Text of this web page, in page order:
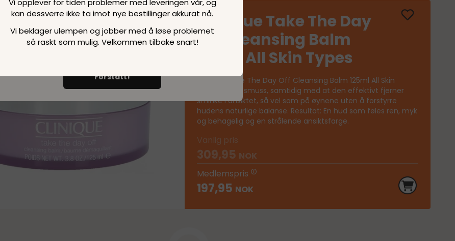
kan dessverre ikke ta imot nye bestillinger akkurat nå.
Vi beklager ulempen og jobber med å løse problemet
så raskt som mulig. Velkommen tilbake snart!
samtidig et medlemskap, som automatisk fortsetter. Det er
ingen forpliktelse etter den første måneden, og du kan si opp
når som helst.Minimumspris 129,00 NOK for den første
måneden.
Forstått!
Clinique Take The Day
Off Cleansing Balm
125ml All Skin Types
Clinique Take The Day Off Cleansing Balm 125ml All Skin
Typesfjerner smuss, samtidig med at den effektivt fjerner
sminke i ansiktet, så vel som på øynene uten å forstyrre
hudens naturlige balanse. Resultat: En hud som føles ren, myk
og behagelig og en strålende ansiktsfarge.
Vanlig pris
309,95 NOK
Medlemspris
197,95 NOK